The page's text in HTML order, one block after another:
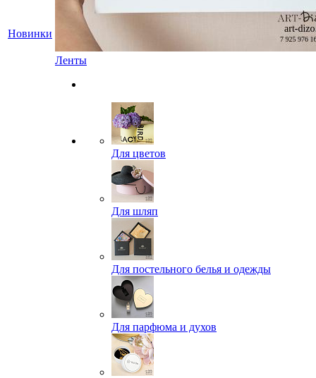
Новинки
Ленты
Для цветов
Для шляп
Для постельного белья и одежды
Для парфюма и духов